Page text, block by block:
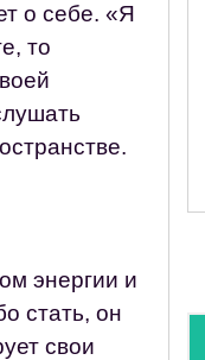
о себе. «Я
то
энергии и
стать, он
свои